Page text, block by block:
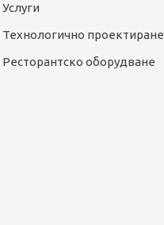
Услуги
Технологично проектиране
Ресторантско оборудване